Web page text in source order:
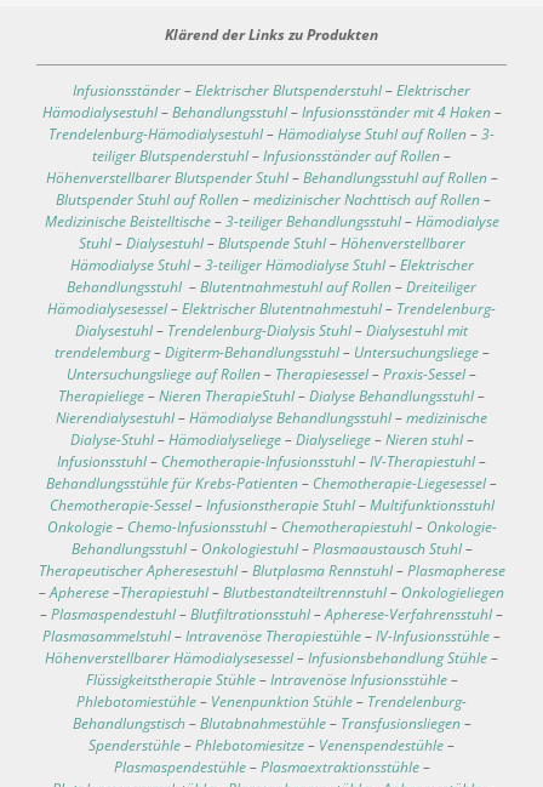
Klärend der Links zu Produkten
Infusionsständer–Elektrischer Blutspenderstuhl–Elektrischer
Hämodialysestuhl–Behandlungsstuhl–Infusionsständer mit 4 Haken–
Trendelenburg-Hämodialysestuhl–Hämodialyse Stuhl auf Rollen–3-
teiliger Blutspenderstuhl–Infusionsständer auf Rollen–
Höhenverstellbarer Blutspender Stuhl–Behandlungsstuhl auf Rollen–
Blutspender Stuhl auf Rollen–medizinischer Nachttisch auf Rollen–
Medizinische Beistelltische–3-teiliger Behandlungsstuhl–Hämodialyse
Stuhl–Dialysestuhl–Blutspende Stuhl–Höhenverstellbarer
Hämodialyse Stuhl–3-teiliger Hämodialyse Stuhl–Elektrischer
Behandlungsstuhl –Blutentnahmestuhl auf Rollen–Dreiteiliger
Hämodialysesessel–Elektrischer Blutentnahmestuhl– Trendelenburg-
Dialysestuhl– Trendelenburg-Dialysis Stuhl–Dialysestuhl mit
trendelemburg–Digiterm-Behandlungsstuhl– Untersuchungsliege–
Untersuchungsliege auf Rollen– Therapiesessel–Praxis-Sessel–
Therapieliege–Nieren TherapieStuhl–Dialyse Behandlungsstuhl–
Nierendialysestuhl–Hämodialyse Behandlungsstuhl–medizinische
Dialyse-Stuhl–Hämodialyseliege–Dialyseliege–Nieren stuhl–
Infusionsstuhl– Chemotherapie-Infusionsstuhl–IV-Therapiestuhl–
Behandlungsstühle für Krebs-Patienten– Chemotherapie-Liegesessel–
Chemotherapie-Sessel–Infusionstherapie Stuhl–Multifunktionsstuhl
Onkologie– Chemo-Infusionsstuhl– Chemotherapiestuhl– Onkologie-
Behandlungsstuhl– Onkologiestuhl–Plasmaaustausch Stuhl–
Therapeutischer Apheresestuhl–Blutplasma Rennstuhl–Plasmapherese
–Apherese–Therapiestuhl–Blutbestandteiltrennstuhl– Onkologieliegen
–Plasmaspendestuhl–Blutfiltrationsstuhl–Apherese-Verfahrensstuhl–
Plasmasammelstuhl–Intravenöse Therapiestühle–IV-Infusionsstühle–
Höhenverstellbarer Hämodialysesessel–Infusionsbehandlung Stühle–
Flüssigkeitstherapie Stühle–Intravenöse Infusionsstühle–
Phlebotomiestühle– Venenpunktion Stühle– Trendelenburg-
Behandlungstisch–Blutabnahmestühle– Transfusionsliegen–
Spenderstühle–Phlebotomiesitze– Venenspendestühle–
Plasmaspendestühle–Plasmaextraktionsstühle–